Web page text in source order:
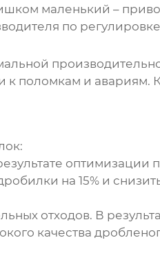
маленький –
по
поломкам и авариям.
:
оптимизации
на 15% и
отходов. В
качества